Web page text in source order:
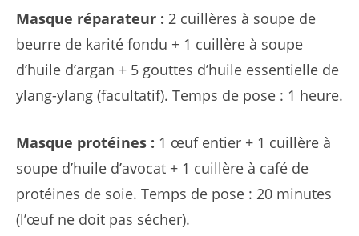
Masque réparateur : 2 cuillères à soupe de
beurre de karité fondu + 1 cuillère à soupe
d’huile d’argan + 5 gouttes d’huile essentielle de
ylang-ylang (facultatif). Temps de pose : 1 heure.
Masque protéines : 1 œuf entier + 1 cuillère à
soupe d’huile d’avocat + 1 cuillère à café de
protéines de soie. Temps de pose : 20 minutes
(l’œuf ne doit pas sécher).